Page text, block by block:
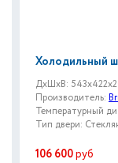
Холодильный
ДxШxВ:
Производитель:
Температурный
Тип двери:
106 600руб